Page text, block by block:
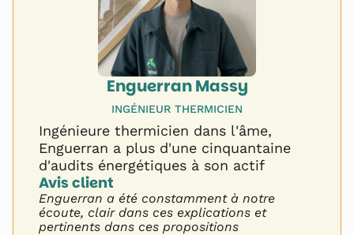
Enguerran Massy
INGÉNIEUR THERMICIEN
Ingénieure thermicien dans l'âme,
Enguerran a plus d'une cinquantaine
d'audits énergétiques à son actif
Avis client
Enguerran a été constamment à notre
écoute, clair dans ces explications et
pertinents dans ces propositions